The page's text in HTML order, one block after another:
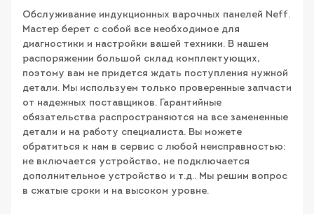
Обслуживание индукционных варочных панелей Neff.
Мастер берет с собой все необходимое для
диагностики и настройки вашей техники. В нашем
распоряжении большой склад комплектующих,
поэтому вам не придется ждать поступления нужной
детали. Мы используем только проверенные запчасти
от надежных поставщиков. Гарантийные
обязательства распространяются на все замененные
детали и на работу специалиста. Вы можете
обратиться к нам в сервис с любой неисправностью:
не включается устройство, не подключается
дополнительное устройство и т.д.. Мы решим вопрос
в сжатые сроки и на высоком уровне.